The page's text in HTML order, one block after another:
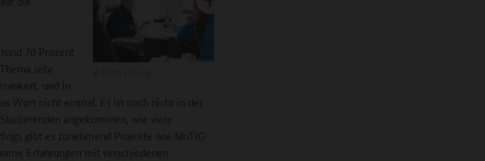
70 Prozent
sehr
und in
Wort nicht einmal. Es ist noch nicht in der
angekommen, wie viele
gibt es zunehmend Projekte wie MuTiG
Erfahrungen mit verschiedenen